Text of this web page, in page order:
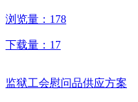
浏览量： 178
下载量： 17
监狱工会慰问品供应方案